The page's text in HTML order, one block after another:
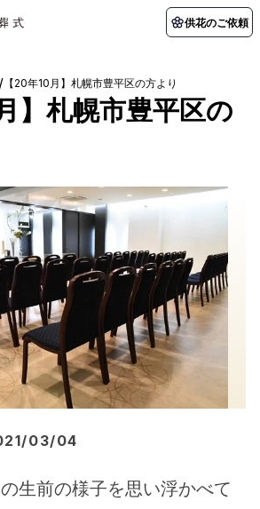
供花のご依頼
採用情報
店舗用地募集
神奈川県
函館市
/ 【20年10月】札幌市豊平区の方より
】札幌市豊平区の
03/04
生前の様子を思い浮かべて